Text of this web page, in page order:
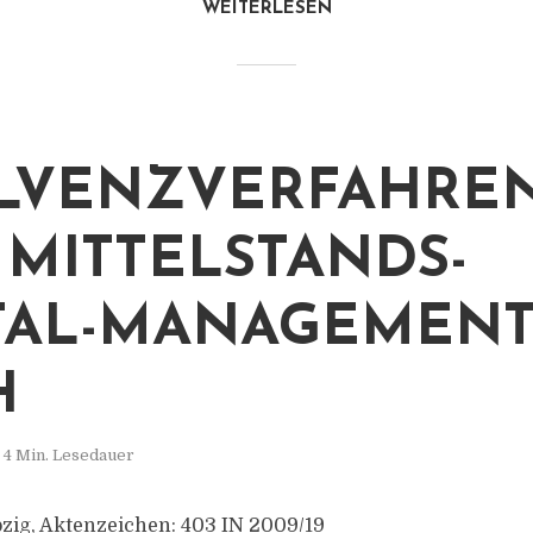
WEITERLESEN
4 Min. Lesedauer
Aktenzeichen: 403 IN 2009/19